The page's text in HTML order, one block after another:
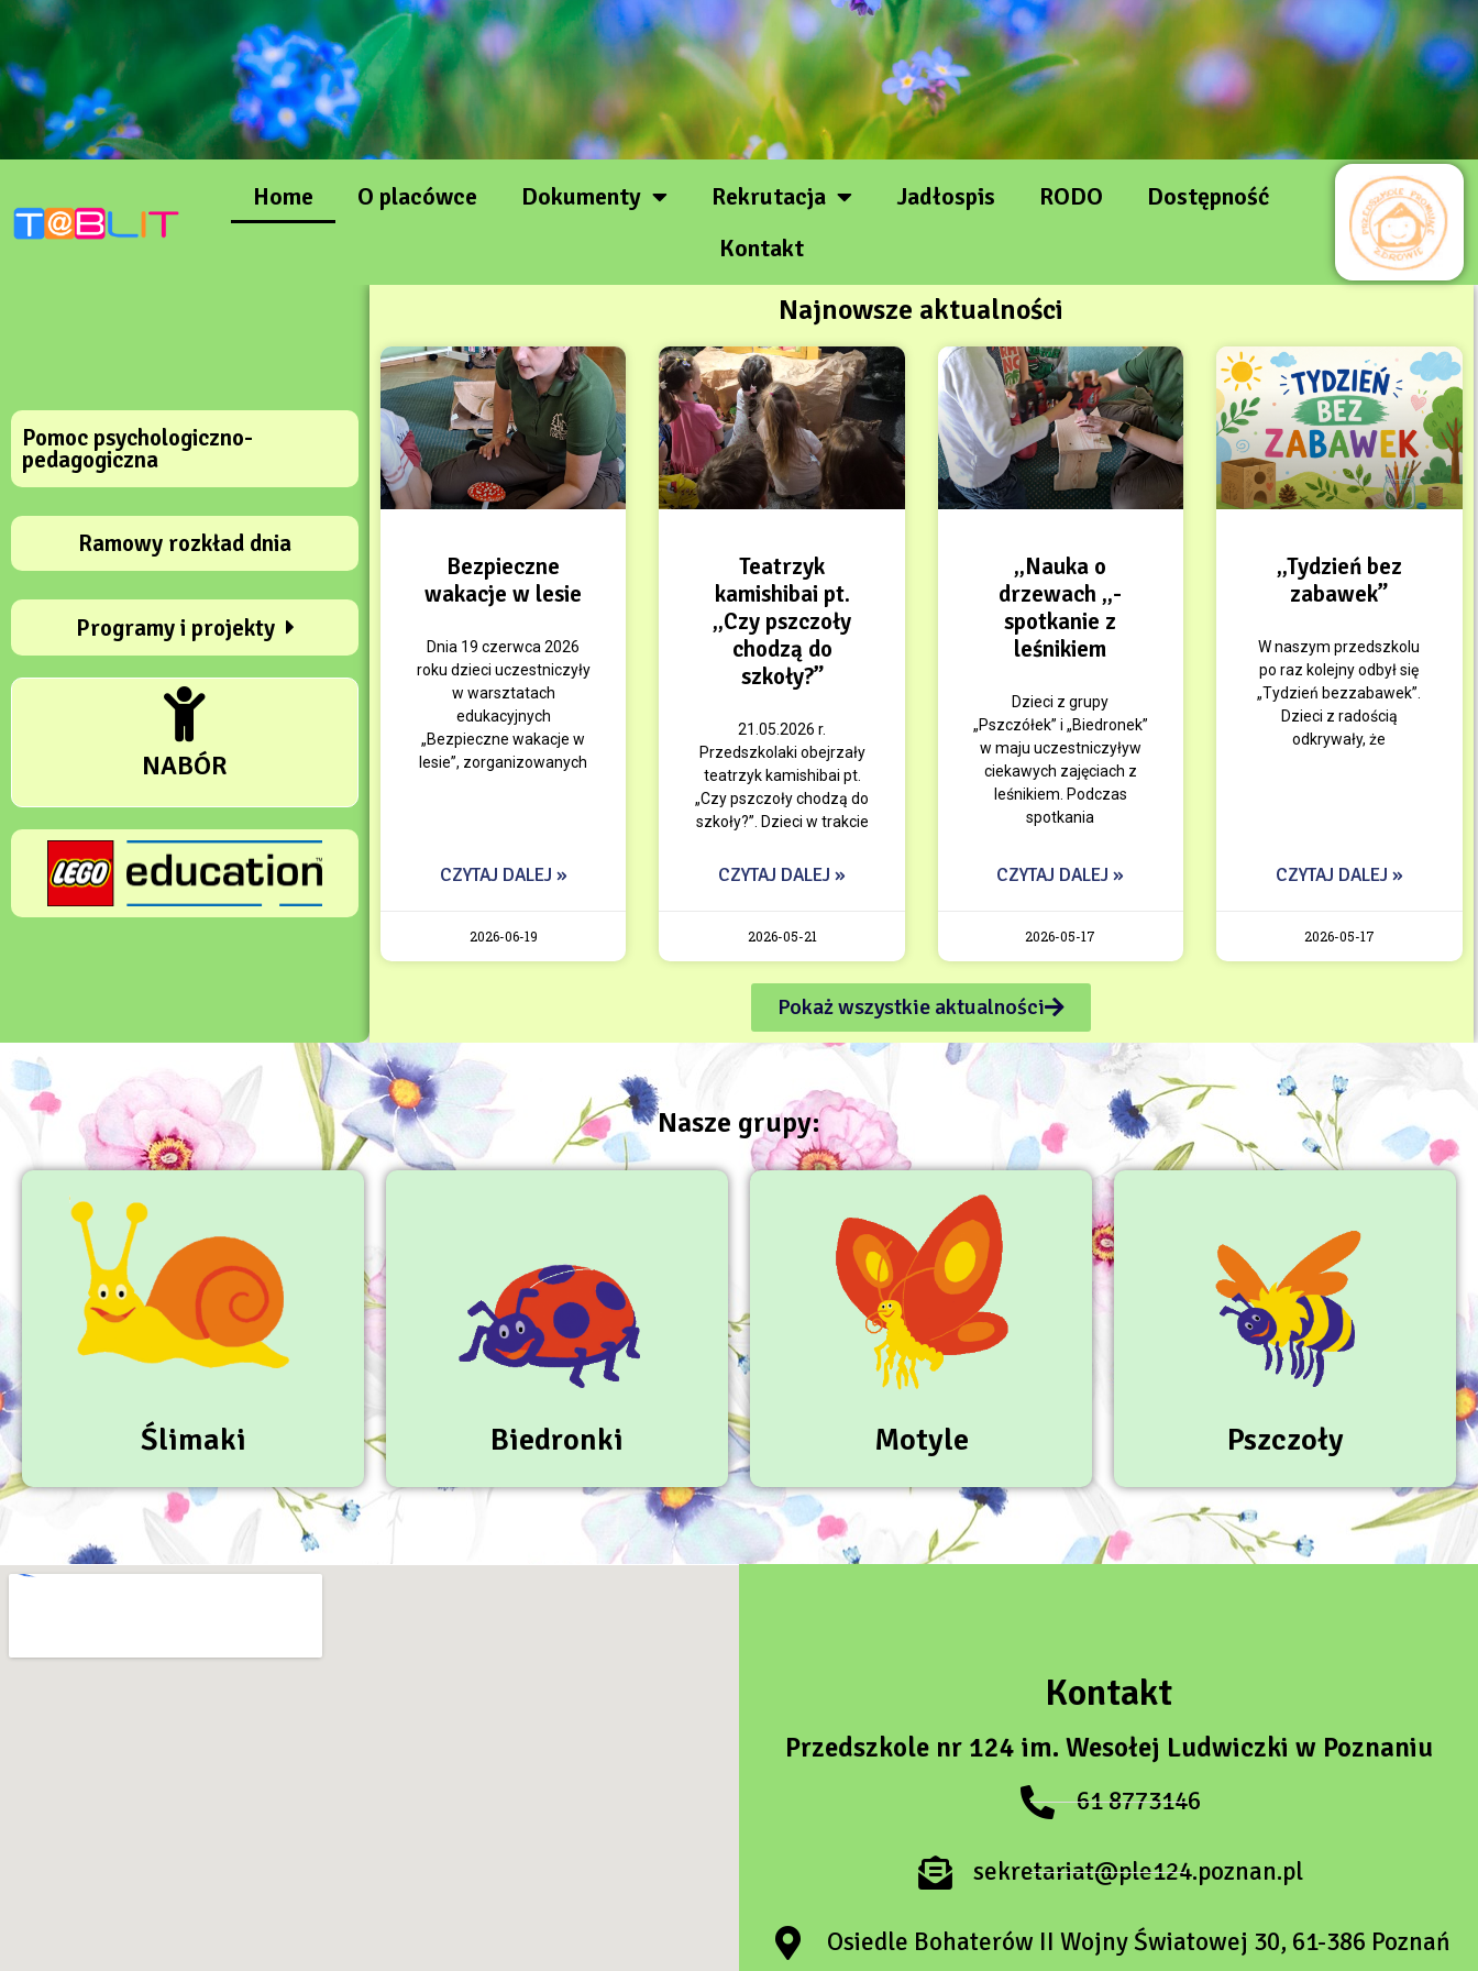
Home O placówce Dokumenty Rekrutacja Jadłospis RODO
Dostępność
Kontakt
Pomoc psychologiczno-
pedagogiczna
Ramowy rozkład dnia
Programy i projekty
NABÓR
Najnowsze aktualności
Bezpieczne
wakacje w lesie
Dnia 19 czerwca 2026
roku dzieci uczestniczyły
w warsztatach
edukacyjnych
„Bezpieczne wakacje w
lesie”, zorganizowanych
CZYTAJ DALEJ »
2026-06-19
Teatrzyk
kamishibai pt.
„Czy pszczoły
chodzą do
szkoły?”
21.05.2026 r.
Przedszkolaki obejrzały
teatrzyk kamishibai pt.
„Czy pszczoły chodzą do
szkoły?”. Dzieci w trakcie
CZYTAJ DALEJ »
2026-05-21
„Nauka o
drzewach „-
spotkanie z
leśnikiem
Dzieci z grupy
„Pszczółek” i „Biedronek”
w maju uczestniczyływ
ciekawych zajęciach z
leśnikiem. Podczas
spotkania
CZYTAJ DALEJ »
2026-05-17
„Tydzień bez
zabawek”
W naszym przedszkolu
po raz kolejny odbył się
„Tydzień bezzabawek”.
Dzieci z radością
odkrywały, że
CZYTAJ DALEJ »
2026-05-17
Pokaż wszystkie aktualności
Nasze grupy:
Ślimaki Biedronki Motyle Pszczoły
Kontakt
Przedszkole nr 124 im. Wesołej Ludwiczki w Poznaniu
61 8773146
sekretariat@ple124.poznan.pl
Osiedle Bohaterów II Wojny Światowej 30, 61-386 Poznań